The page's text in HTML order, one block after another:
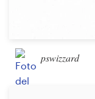
pswizzard